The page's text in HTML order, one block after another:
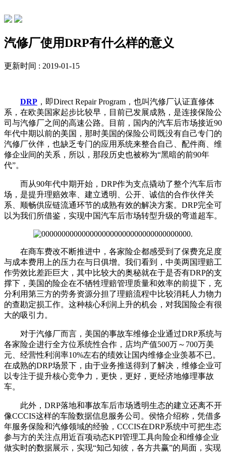
汽修厂使用DRP有什么样的意义
更新时间 : 2019-01-15
DRP ，即Direct Repair Program，也叫汽修厂认证直修体
系，在欧美国家起步比较早，目前已发展成熟，是连接保险公
司与汽修厂之间的高速公路。目前，国内的汽车后市场接近90
年代中期以前的美国，那时美国的保险公司既没有自己专门的
汽修厂伙伴，也缺乏专门的应用系统来整合自己、配件商、维
修企业间的关系，所以，那段历史也被称为“黑暗的前90年
代”。
而从90年代中期开始，DRP作为支点撬动了整个汽车后市
场，是提升理赔效率、建立透明、公开、诚信的合作伙伴关
系、顺畅供应链流通环节的成熟有效的解决方案。DRP完全可
以为我们所借鉴，实现中国汽车后市场转型升级的弯道超车。
在商车费改不断推进中，各家险企都感受到了保费充足度
与成本费用上的压力在与日俱增。我们看到，中美两国理赔工
作劳效比差距巨大，其中比较大的奥秘就在于是否有DRP的支
撑下，美国的险企在不牺牲理赔管理质量和效率的前提下，充
分利用第三方的劳务资源分担了理赔流程中比较消耗人力物力
的查勘定损工作。这种核心利润上升的机会，对我国险企有很
大的吸引力。
对于汽修厂而言，美国的事故车维修企业通过DRP系统与
各家险企进行全方位系统性合作，店均产值500万～700万美
元、经营性利润率10%左右的绩效让国内维修企业羡慕不已。
在成熟的DRP场景下，由于业务推送得到了解决，维修企业可
以专注于提升核心竞争力，更快，更好，更经济地修理事故
车。
此外，DRP落地和事故车后市场透明生态的建立还离不开
像CCCIS这样的车险数据信息服务公司。侯恪介绍称，凭借多
年服务保险和汽修领域的经验，CCCIS在DRP系统中可把生态
参与方的关注点用近百项动态KPI管理工具向险企和维修企业
做实时的数据展示，实现“知己知彼，各方共赢”的局面，实现